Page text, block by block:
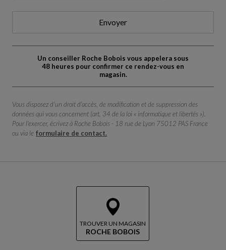
Envoyer
Un conseiller Roche Bobois vous appelera sous
48 heures pour confirmer ce rendez-vous en
magasin.
Vous disposez d'un droit d'accès, de modification et de suppression des
données qui vous concernent (art. 34 de la loi « informatique et libertés »).
Pour l'exercer, écrivez à Roche Bobois - 18 rue de Lyon 75012 PAS France
ou via le formulaire de contact.
TROUVER UN MAGASIN
ROCHE BOBOIS